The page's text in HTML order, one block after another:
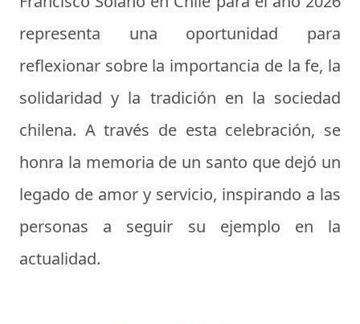
representa una oportunidad para
reflexionar sobre la importancia de la fe, la
solidaridad y la tradición en la sociedad
chilena. A través de esta celebración, se
honra la memoria de un santo que dejó un
legado de amor y servicio, inspirando a las
personas a seguir su ejemplo en la
actualidad.